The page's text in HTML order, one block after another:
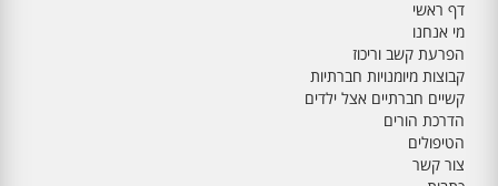
דף ראשי
מי אנחנו
הפרעת קשב וריכוז
קבוצות מיומנויות חברתיות
קשיים חברתיים אצל ילדים
הדרכת הורים
הטיפולים
צור קשר